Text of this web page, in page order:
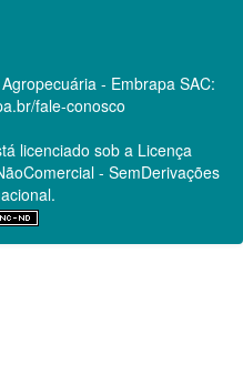
- Embrapa SAC:
fale-conosco
licenciado sob a Licença
- SemDerivações